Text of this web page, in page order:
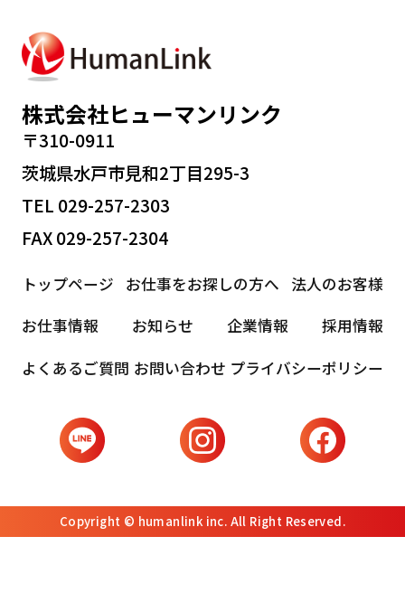
株式会社ヒューマンリンク
〒310-0911
茨城県水戸市見和2丁目295-3
TEL 029-257-2303
FAX 029-257-2304
トップページ お仕事をお探しの方へ
法人のお客様
お仕事情報
お知らせ 企業情報
採用情報
よくあるご質問 お問い合わせ プライバシーポリシー
Copyright © humanlink inc. All Right Reserved.